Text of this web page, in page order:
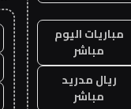
مباريات اليوم
مباشر
ريال مدريد
مباشر